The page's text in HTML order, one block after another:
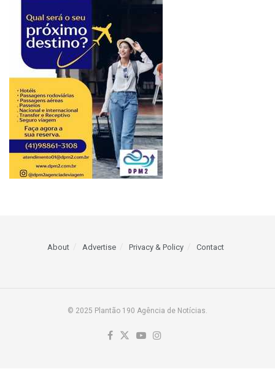
About Advertise Privacy & Policy Contact
© 2025 Plantão 190 Agência de Notícias.